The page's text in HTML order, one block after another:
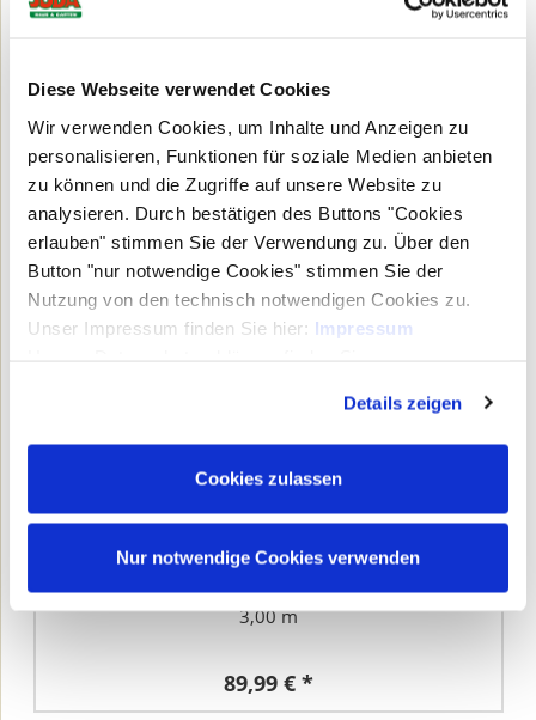
Diese Webseite verwendet Cookies
Wir verwenden Cookies, um Inhalte und Anzeigen zu
personalisieren, Funktionen für soziale Medien anbieten
zu können und die Zugriffe auf unsere Website zu
analysieren. Durch bestätigen des Buttons "Cookies
erlauben" stimmen Sie der Verwendung zu. Über den
Button "nur notwendige Cookies" stimmen Sie der
Nutzung von den technisch notwendigen Cookies zu.
Unser Impressum finden Sie hier: Impressum
Details zeigen
Cookies zulassen
Nur notwendige Cookies verwenden
Gartenbauschwellen Kiefer KDI 14x24 cm sägerau
3,00 m
89,99 € *